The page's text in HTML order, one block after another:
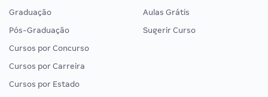
Graduação
Pós-Graduação
Cursos por Concurso
Cursos por Carreira
Cursos por Estado
Aulas Grátis
Sugerir Curso